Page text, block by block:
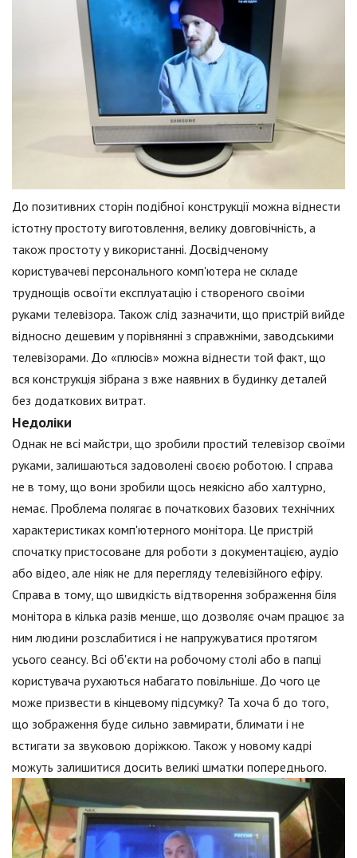
До позитивних сторін подібної конструкції можна віднести
істотну простоту виготовлення, велику довговічність, а
також простоту у використанні. Досвідченому
користувачеві персонального комп'ютера не складе
труднощів освоїти експлуатацію і створеного своїми
руками телевізора. Також слід зазначити, що пристрій вийде
відносно дешевим у порівнянні з справжніми, заводськими
телевізорами. До «плюсів» можна віднести той факт, що
вся конструкція зібрана з вже наявних в будинку деталей
без додаткових витрат.
Недоліки
Однак не всі майстри, що зробили простий телевізор своїми
руками, залишаються задоволені своєю роботою. І справа
не в тому, що вони зробили щось неякісно або халтурно,
немає. Проблема полягає в початкових базових технічних
характеристиках комп'ютерного монітора. Це пристрій
спочатку пристосоване для роботи з документацією, аудіо
або відео, але ніяк не для перегляду телевізійного ефіру.
Справа в тому, що швидкість відтворення зображення біля
монітора в кілька разів менше, що дозволяє очам працює за
ним людини розслабитися і не напружуватися протягом
усього сеансу. Всі об'єкти на робочому столі або в папці
користувача рухаються набагато повільніше. До чого це
може призвести в кінцевому підсумку? Та хоча б до того,
що зображення буде сильно завмирати, блимати і не
встигати за звуковою доріжкою. Також у новому кадрі
можуть залишитися досить великі шматки попереднього.